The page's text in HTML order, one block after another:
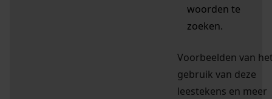
woorden te
zoeken.
Voorbeelden van
gebruik van deze
leestekens en meer